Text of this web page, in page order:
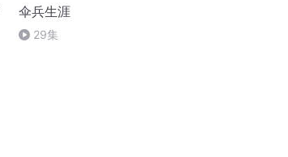
伞兵生涯
29集